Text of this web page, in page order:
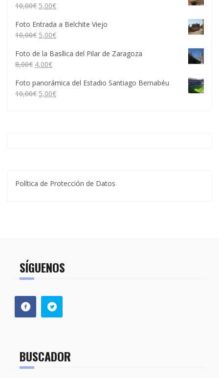
10,00€ 5,00€
Foto Entrada a Belchite Viejo
10,00€ 5,00€
Foto de la Basílica del Pilar de Zaragoza
8,00€ 4,00€
Foto panorámica del Estadio Santiago Bernabéu
10,00€ 5,00€
Política de Protección de Datos
SÍGUENOS
BUSCADOR